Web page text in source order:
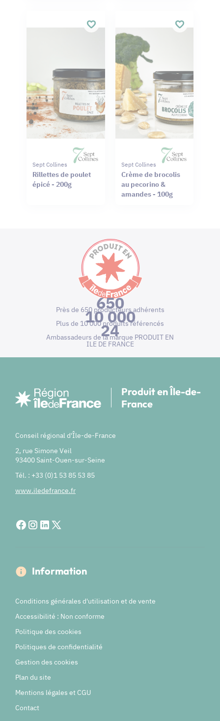
Sept Collines
Rillettes de poulet
épicé - 200g
Sept Collines
Crème de brocolis
au pecorino &
amandes - 100g
650
Près de 650 producteurs adhérents
10 000
Plus de 10 000 produits référencés
24
Ambassadeurs de la marque PRODUIT EN
ILE DE FRANCE
Produit en Île-de-
France
Conseil régional d'Île-de-France
2, rue Simone Veil
93400 Saint-Ouen-sur-Seine
Tél. : +33 (0)1 53 85 53 85
www.iledefrance.fr
Information
Conditions générales d'utilisation et de vente
Accessibilité : Non conforme
Politique des cookies
Politiques de confidentialité
Gestion des cookies
Plan du site
Mentions légales et CGU
Contact